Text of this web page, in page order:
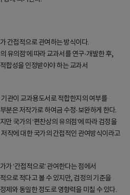
간접적으로 관여하는 방식이다.
유의점’에 따라 교과서를 연구·개발한 후,
합성을 인정받아야 하는 교과서
관이 교과용도서로 적합한지의 여부를
분은 저작가로 하여금 수정·보완하게 한다.
만 국가의 ‘편찬상의 유의점’에 따라 검정을
작에 대한 국가의 간접적인 관여방식이라고
가 ‘간접적으로’ 관여한다는 점에서
으로 적다고 볼 수 있지만, 검정의 기준을
제와 동일한 정도로 영향력을 미칠 수 있다.